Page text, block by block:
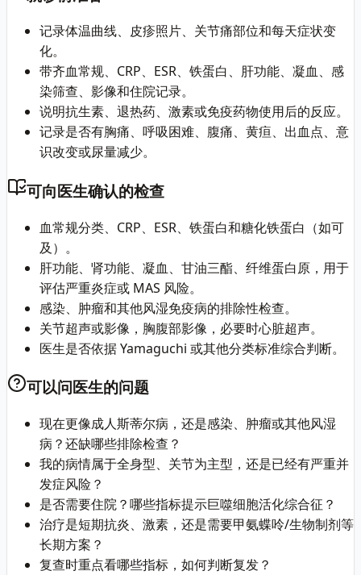
记录体温曲线、皮疹照片、关节痛部位和每天症状变
化。
带齐血常规、CRP、ESR、铁蛋白、肝功能、凝血、感
染筛查、影像和住院记录。
说明抗生素、退热药、激素或免疫药物使用后的反应。
记录是否有胸痛、呼吸困难、腹痛、黄疸、出血点、意
识改变或尿量减少。
可向医生确认的检查
血常规分类、CRP、ESR、铁蛋白和糖化铁蛋白（如可
及）。
肝功能、肾功能、凝血、甘油三酯、纤维蛋白原，用于
评估严重炎症或 MAS 风险。
感染、肿瘤和其他风湿免疫病的排除性检查。
关节超声或影像，胸腹部影像，必要时心脏超声。
医生是否依据 Yamaguchi 或其他分类标准综合判断。
可以问医生的问题
现在更像成人斯蒂尔病，还是感染、肿瘤或其他风湿
病？还缺哪些排除检查？
我的病情属于全身型、关节为主型，还是已经有严重并
发症风险？
是否需要住院？哪些指标提示巨噬细胞活化综合征？
治疗是短期抗炎、激素，还是需要甲氨蝶呤/生物制剂等
长期方案？
复查时重点看哪些指标，如何判断复发？